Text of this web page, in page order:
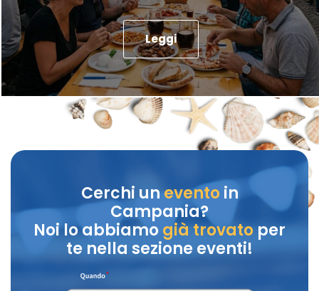
Leggi
Cerchi unevento in
Campania?
Noi lo abbiamo già trovatoper
te nella sezione eventi!